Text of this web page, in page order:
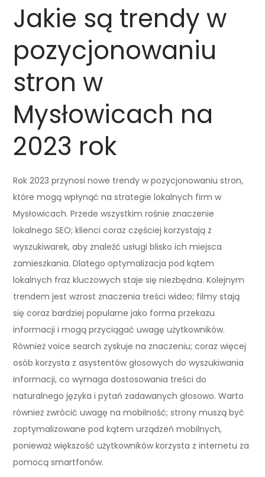
Jakie są trendy w
pozycjonowaniu
stron w
Mysłowicach na
2023 rok
Rok 2023 przynosi nowe trendy w pozycjonowaniu stron,
które mogą wpłynąć na strategie lokalnych firm w
Mysłowicach. Przede wszystkim rośnie znaczenie
lokalnego SEO; klienci coraz częściej korzystają z
wyszukiwarek, aby znaleźć usługi blisko ich miejsca
zamieszkania. Dlatego optymalizacja pod kątem
lokalnych fraz kluczowych staje się niezbędna. Kolejnym
trendem jest wzrost znaczenia treści wideo; filmy stają
się coraz bardziej popularne jako forma przekazu
informacji i mogą przyciągać uwagę użytkowników.
Również voice search zyskuje na znaczeniu; coraz więcej
osób korzysta z asystentów głosowych do wyszukiwania
informacji, co wymaga dostosowania treści do
naturalnego języka i pytań zadawanych głosowo. Warto
również zwrócić uwagę na mobilność; strony muszą być
zoptymalizowane pod kątem urządzeń mobilnych,
ponieważ większość użytkowników korzysta z internetu za
pomocą smartfonów.